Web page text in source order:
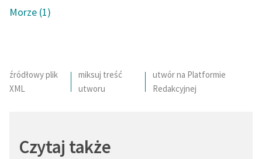
Morze (1)
źródłowy plik
XML
miksuj treść
utworu
utwór na Platformie
Redakcyjnej
Czytaj także